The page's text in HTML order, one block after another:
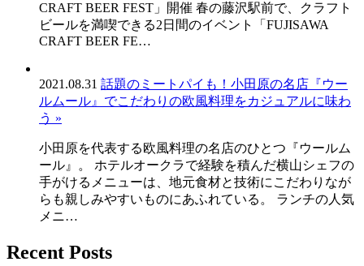
CRAFT BEER FEST」開催 春の藤沢駅前で、クラフト
ビールを満喫できる2日間のイベント「FUJISAWA
CRAFT BEER FE…
2021.08.31 話題のミートパイも！小田原の名店『ウー
ルムール』でこだわりの欧風料理をカジュアルに味わ
う »
小田原を代表する欧風料理の名店のひとつ『ウールム
ール』。 ホテルオークラで経験を積んだ横山シェフの
手がけるメニューは、地元食材と技術にこだわりなが
らも親しみやすいものにあふれている。 ランチの人気
メニ…
Recent Posts